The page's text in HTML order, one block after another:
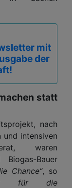
mit
der
statt
nach
und intensiven
waren
Bauer
Chance“, so
für die